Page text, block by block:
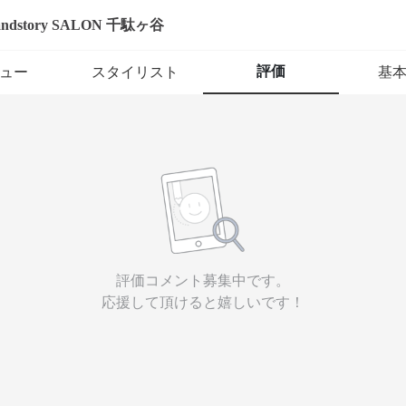
SALON 千駄ヶ谷
ー スタイリスト 評価 基
評価コメント募集中です。
応援して頂けると嬉しいです！